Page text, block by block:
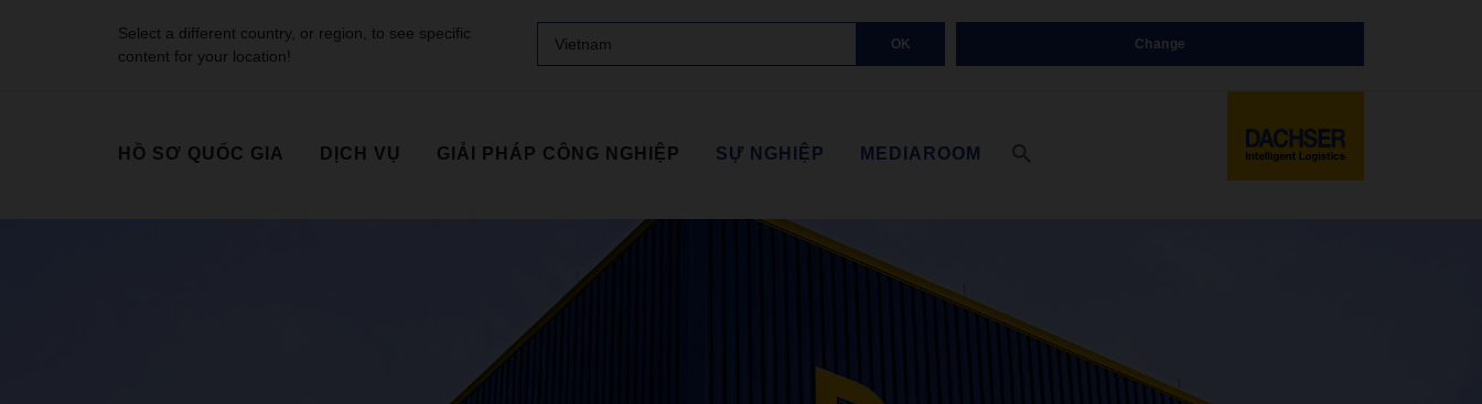
Select a different country, or region, to see specific
content for your location!
Vietnam OK Change
HỒ SƠ QUỐC GIA DỊCH VỤ GIẢI PHÁP CÔNG NGHIỆP SỰ NGHIỆP MEDIAROOM